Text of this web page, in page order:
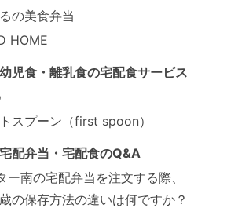
の美食弁当
HOME
児食・離乳食の宅配食サービス
スプーン（first spoon）
配弁当・宅配食のQ&A
ー南の宅配弁当を注文する際、
の保存方法の違いは何ですか？